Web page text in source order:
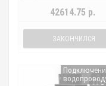
42614.75 р.
ЗАКОНЧИЛСЯ